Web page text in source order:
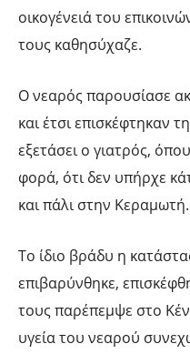
οικογένειά του
τους καθησύχαζε.
Ο νεαρός παρουσίασε
και έτσι επισκέφτηκαν
εξετάσει ο γιατρός,
φορά, ότι δεν υπήρχε
και πάλι στην Κεραμωτή.
Το ίδιο βράδυ η
επιβαρύνθηκε,
τους παρέπεμψε στο
υγεία του νεαρού